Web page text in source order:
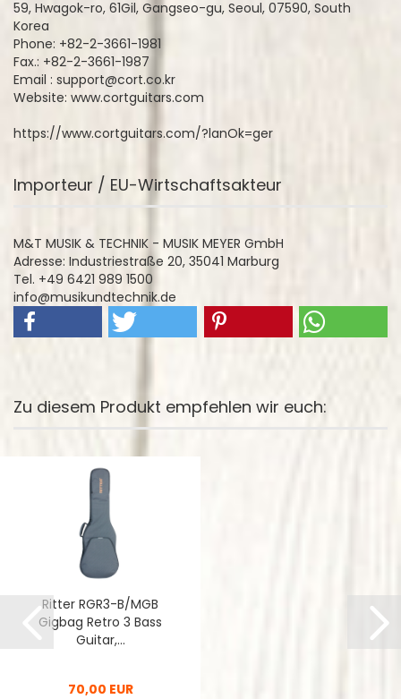
59, Hwagok-ro, 61Gil, Gangseo-gu, Seoul, 07590, South
Korea
Phone: +82-2-3661-1981
Fax.: +82-2-3661-1987
Email : support@cort.co.kr
Website: www.cortguitars.com
https://www.cortguitars.com/?lanOk=ger
Importeur / EU-Wirtschaftsakteur
M&T MUSIK & TECHNIK - MUSIK MEYER GmbH
Adresse: Industriestraße 20, 35041 Marburg
Tel. +49 6421 989 1500
info@musikundtechnik.de
Zu diesem Produkt empfehlen wir euch:
Ritter RGR3-B/MGB
Gigbag Retro 3 Bass
Guitar,...
70,00 EUR